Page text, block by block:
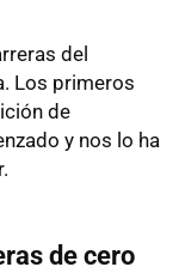
del
Los primeros
de
y nos lo ha
de cero